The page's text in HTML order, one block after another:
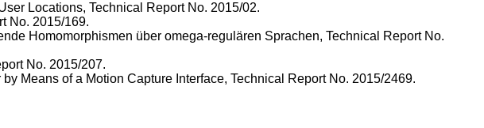
Locations, Technical Report No. 2015/02.
No. 2015/169.
Homomorphismen über omega-regulären Sprachen, Technical Report No.
No. 2015/207.
Means of a Motion Capture Interface, Technical Report No. 2015/2469.